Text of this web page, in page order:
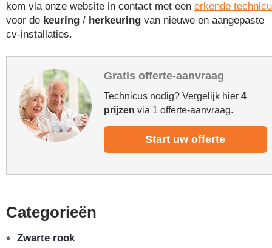
kom via onze website in contact met een erkende
voor de keuring / herkeuring van nieuwe en aangepaste
cv-installaties.
Gratis offerte-aanvraag
Technicus nodig? Vergelijk hier 4
prijzen via 1 offerte-aanvraag.
Start uw offerte
Categorieën
Zwarte rook